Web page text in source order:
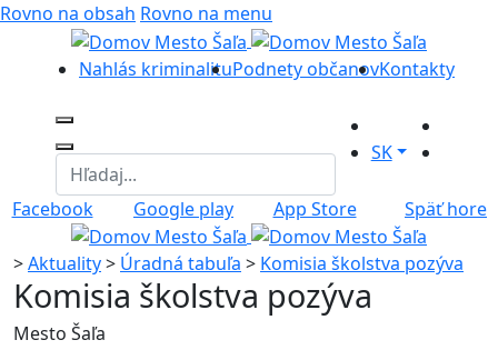
Rovno na obsah Rovno na menu
Nahlás kriminalituPodnety občanovKontakty
SK
Facebook Google play App Store Späť hore
>Aktuality> Úradná tabuľa > Komisia školstva pozýva
Komisia školstva pozýva
Mesto Šaľa